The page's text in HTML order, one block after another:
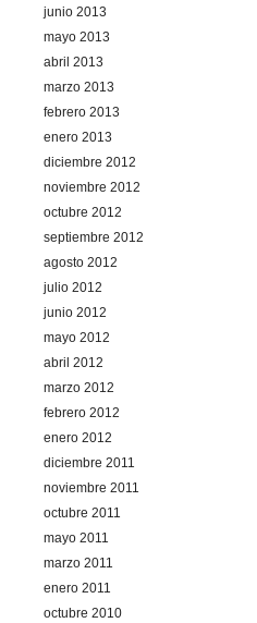
junio 2013
mayo 2013
abril 2013
marzo 2013
febrero 2013
enero 2013
diciembre 2012
noviembre 2012
octubre 2012
septiembre 2012
agosto 2012
julio 2012
junio 2012
mayo 2012
abril 2012
marzo 2012
febrero 2012
enero 2012
diciembre 2011
noviembre 2011
octubre 2011
mayo 2011
marzo 2011
enero 2011
octubre 2010